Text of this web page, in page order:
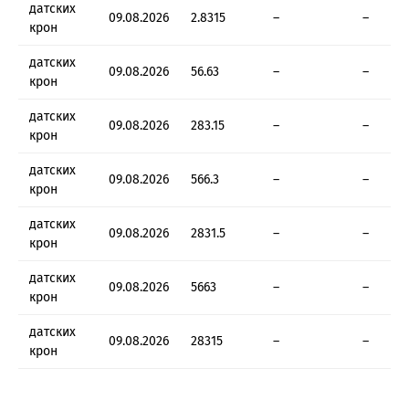
датских
крон
09.08.2026 2.8315 – –
датских
крон
09.08.2026 56.63 – –
датских
крон
09.08.2026 283.15 – –
датских
крон
09.08.2026 566.3 – –
датских
крон
09.08.2026 2831.5 – –
датских
крон
09.08.2026 5663 – –
датских
крон
09.08.2026 28315 – –